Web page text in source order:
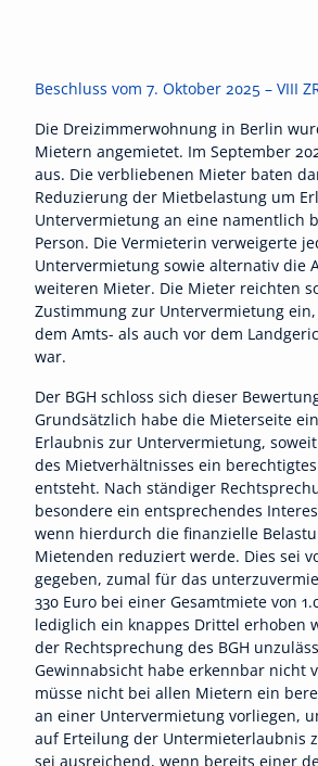
Beschluss vom 7. Oktober 2025 – VIII
Die Dreizimmerwohnung in Berlin
Mietern angemietet. Im September
aus. Die verbliebenen Mieter baten
Reduzierung der Mietbelastung um
Untervermietung an eine namentlich
Person. Die Vermieterin verweigerte
Untervermietung sowie alternativ die
weiteren Mieter. Die Mieter reichten
Zustimmung zur Untervermietung
dem Amts- als auch vor dem
war.
Der BGH schloss sich dieser
Grundsätzlich habe die Mieterseite
Erlaubnis zur Untervermietung,
des Mietverhält­nisses ein
entsteht. Nach ständiger
besondere ein entsprechendes
wenn hierdurch die finanzielle
Mietenden reduziert werde. Dies sei
gegeben, zumal für das
330 Euro bei einer Gesamtmiete von
lediglich ein knappes Drittel erhoben
der Rechtsprechung des BGH
Gewinnabsicht habe erkennbar nicht
müsse nicht bei allen Mietern ein
an einer Untervermietung vorliegen,
auf Erteilung der Untermieterlaubnis
sei aus­reichend, wenn bereits einer